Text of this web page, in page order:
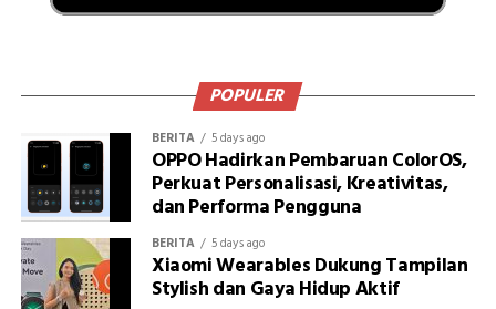
POPULER
BERITA 5 days ago
OPPO Hadirkan Pembaruan ColorOS,
Perkuat Personalisasi, Kreativitas,
dan Performa Pengguna
BERITA 5 days ago
Xiaomi Wearables Dukung Tampilan
Stylish dan Gaya Hidup Aktif